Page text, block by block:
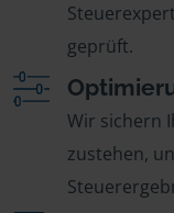
geprüft.
Wir sichern
zustehen,